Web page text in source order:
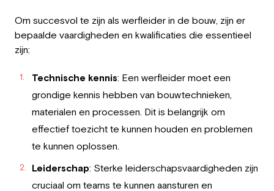
Om succesvol te zijn als werfleider in de bouw, zijn er
bepaalde vaardigheden en kwalificaties die essentieel
zijn:
Technische kennis: Een werfleider moet een
grondige kennis hebben van bouwtechnieken,
materialen en processen. Dit is belangrijk om
effectief toezicht te kunnen houden en problemen
te kunnen oplossen.
Leiderschap: Sterke leiderschapsvaardigheden zijn
cruciaal om teams te kunnen aansturen en